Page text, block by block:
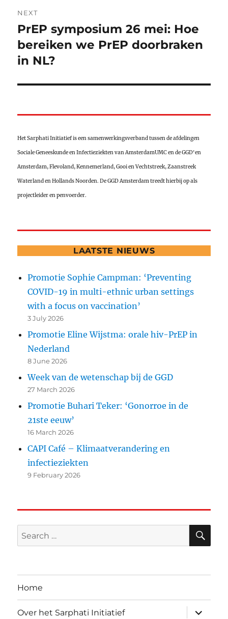
NEXT
Next
post:
PrEP symposium 26 mei: Hoe
bereiken we PrEP doorbraken
in NL?
Het Sarphati Initiatief is een samenwerkingsverband tussen de afdelingen
Sociale Geneeskunde en Infectieziekten van AmsterdamUMC en de GGD'en
Amsterdam, Flevoland, Kennemerland, Gooi en Vechtstreek, Zaanstreek
Waterland en Hollands Noorden. De GGD Amsterdam treedt hierbij op als
projectleider en penvoerder.
LAATSTE NIEUWS
Promotie Sophie Campman: ‘Preventing
COVID-19 in multi-ethnic urban settings
with a focus on vaccination’
3 July 2026
Promotie Eline Wijstma: orale hiv-PrEP in
Nederland
8 June 2026
Week van de wetenschap bij de GGD
27 March 2026
Promotie Buhari Teker: ‘Gonorroe in de
21ste eeuw’
16 March 2026
CAPI Café – Klimaatverandering en
infectieziekten
9 February 2026
Search
for:
Home
Over het Sarphati Initiatief
expand